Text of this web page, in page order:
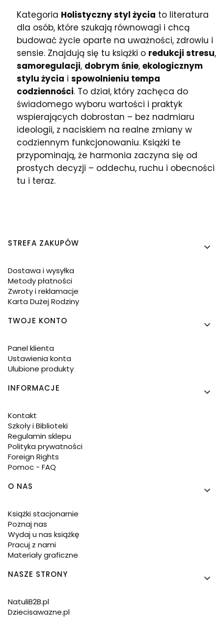
Kategoria Holistyczny styl życia to literatura
dla osób, które szukają równowagi i chcą
budować życie oparte na uważności, zdrowiu i
sensie. Znajdują się tu książki o redukcji stresu,
samoregulacji, dobrym śnie, ekologicznym
stylu życia i spowolnieniu tempa
codzienności. To dział, który zachęca do
świadomego wyboru wartości i praktyk
wspierających dobrostan – bez nadmiaru
ideologii, z naciskiem na realne zmiany w
codziennym funkcjonowaniu. Książki te
przypominają, że harmonia zaczyna się od
prostych decyzji – oddechu, ruchu i obecności
tu i teraz.
Linki w stopce
STREFA ZAKUPÓW
Dostawa i wysyłka
Metody płatności
Zwroty i reklamacje
Karta Dużej Rodziny
TWOJE KONTO
Panel klienta
Ustawienia konta
Ulubione produkty
INFORMACJE
Kontakt
Szkoły i Biblioteki
Regulamin sklepu
Polityka prywatności
Foreign Rights
Pomoc - FAQ
O NAS
Książki stacjonarnie
Poznaj nas
Wydaj u nas książkę
Pracuj z nami
Materiały graficzne
NASZE STRONY
NatuliB2B.pl
Dziecisawazne.pl